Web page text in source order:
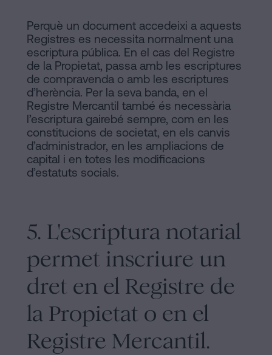
Perquè un document accedeixi a aquests
Registres es necessita normalment una
escriptura pública. En el cas del Registre
de la Propietat, passa amb les escriptures
de compravenda o amb les escriptures
d’herència. Per la seva banda, en el
Registre Mercantil també és necessària
l’escriptura gairebé sempre, com en les
constitucions de societat, en els canvis
d’administrador, en les ampliacions de
capital i en totes les modificacions
d’estatuts socials.
5. L'escriptura notarial
permet inscriure un
dret en el Registre de
la Propietat o en el
Registre Mercantil.